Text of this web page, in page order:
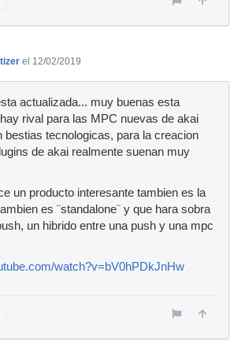
el 12/02/2019
actualizada... muy buenas esta
rival para las MPC nuevas de akai
bestias tecnologicas, para la creacion
de akai realmente suenan muy
un producto interesante tambien es la
es ¨standalone¨ y que hara sobra
un hibrido entre una push y una mpc
watch?v=bV0hPDkJnHw